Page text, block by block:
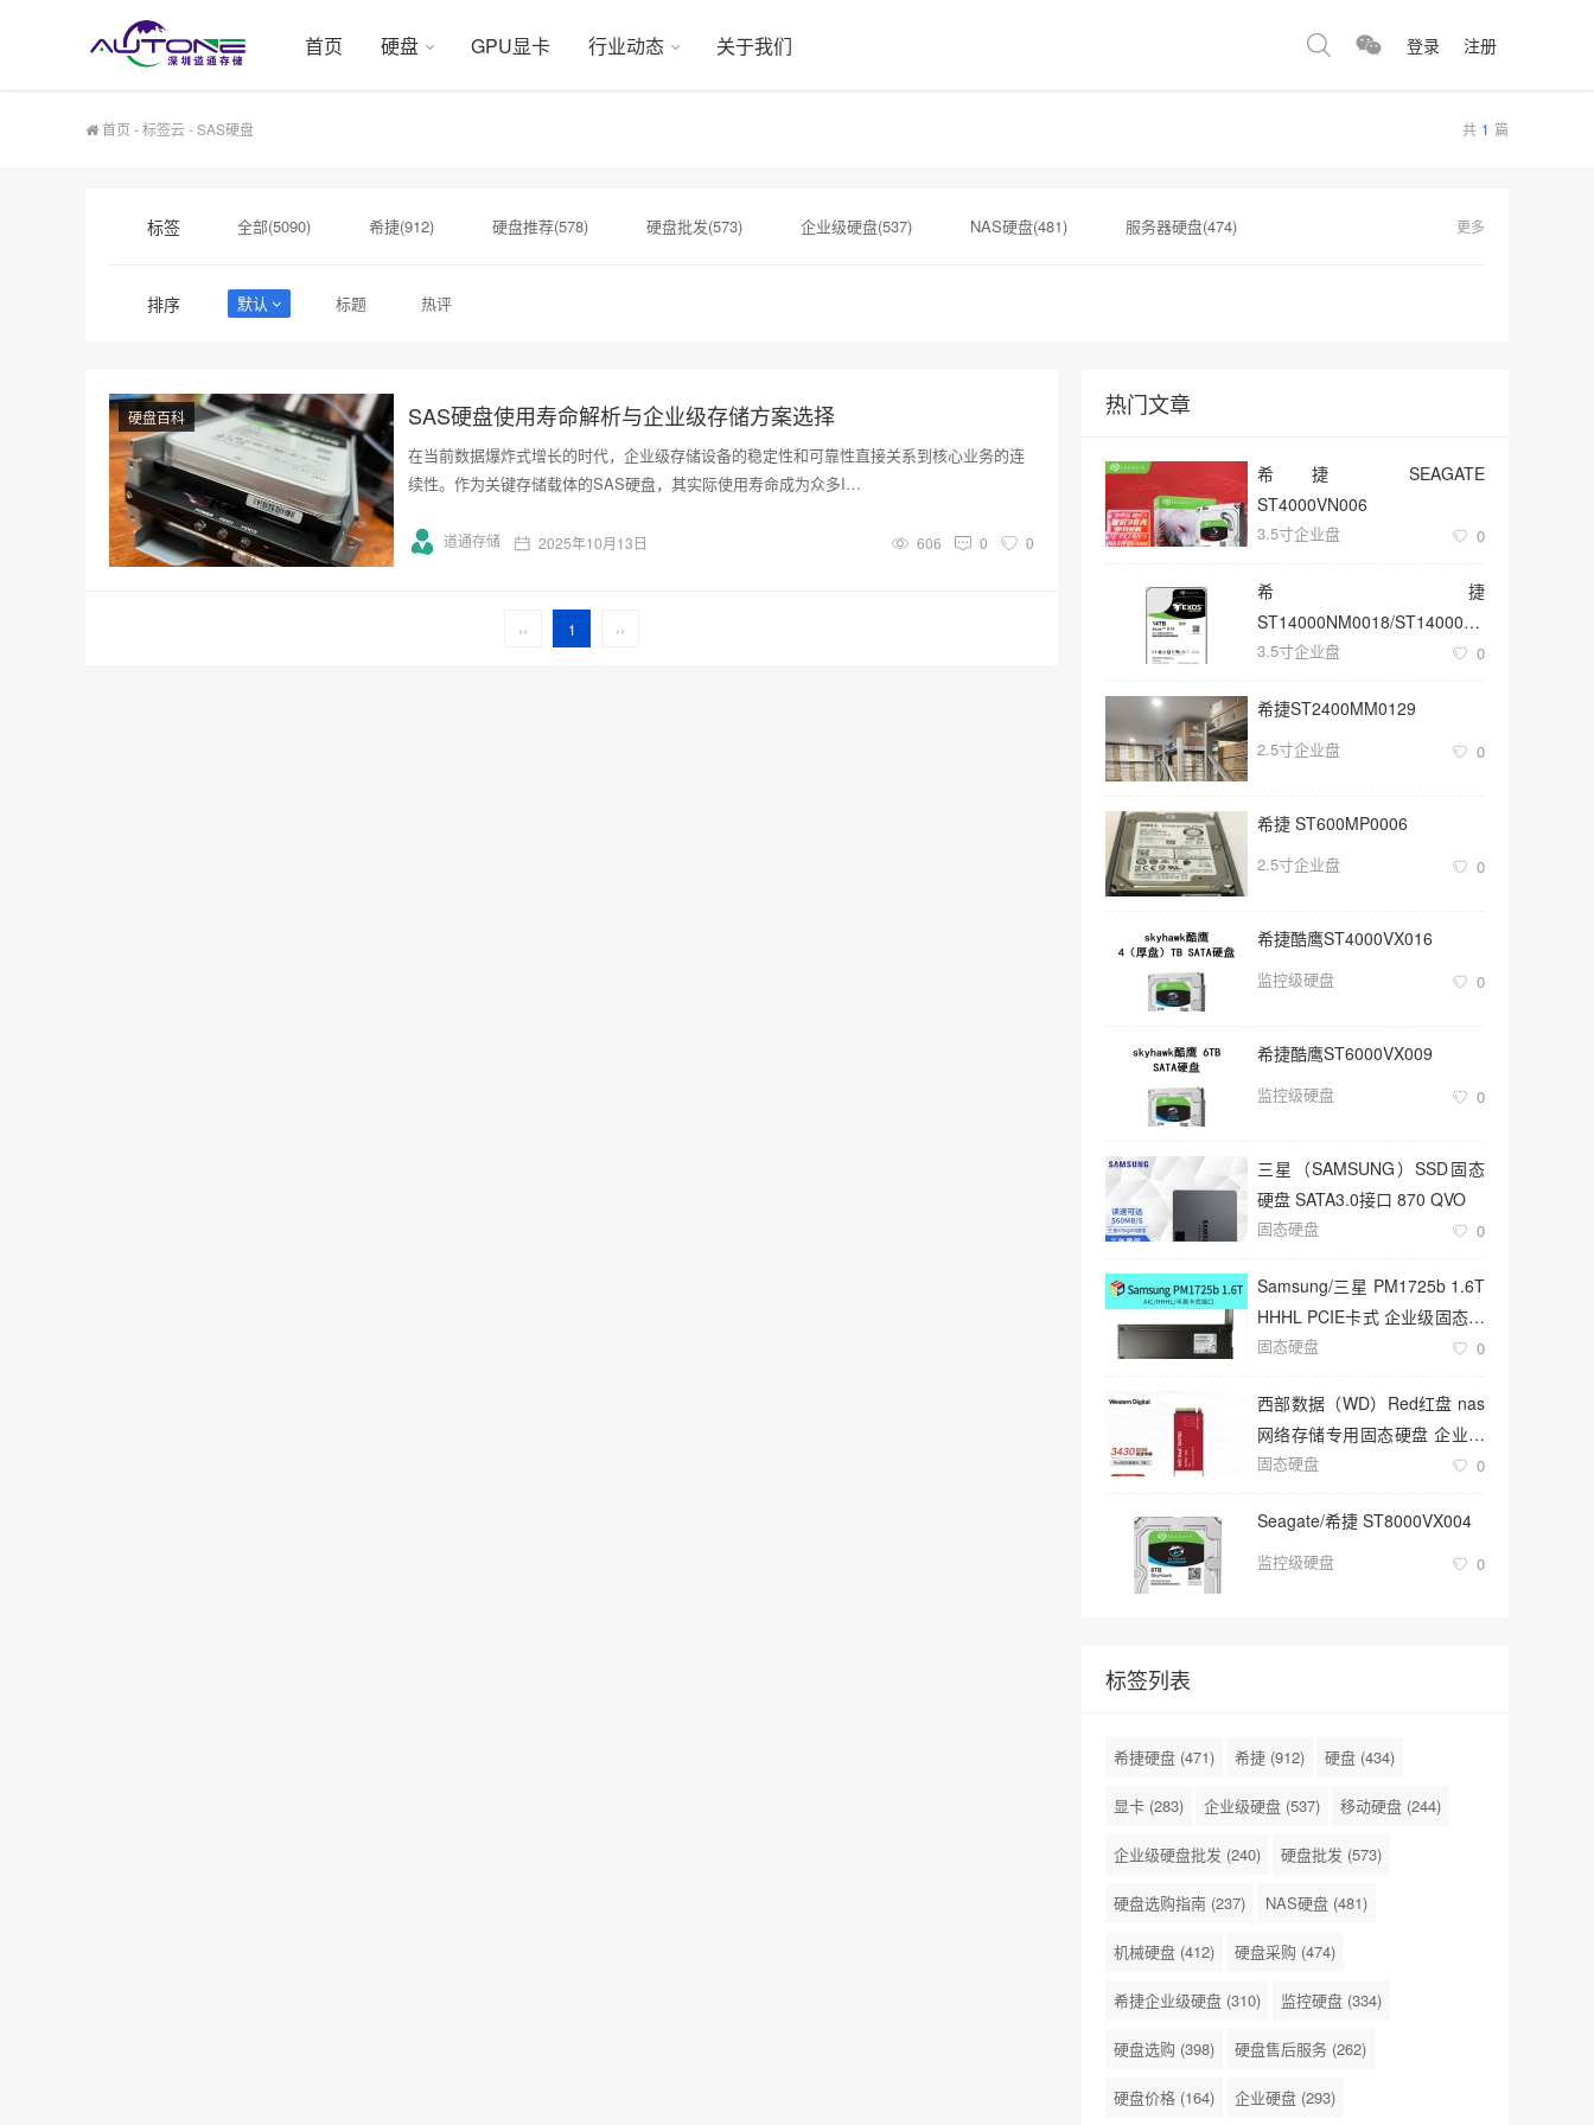
首页 硬盘 GPU显卡 行业动态 关于我们 登录 注册
首页 -标签云- SAS硬盘 共 1 篇
标签 全部(5090) 希捷(912) 硬盘推荐(578) 硬盘批发(573) 企业级硬盘(537) NAS硬盘(481) 服务器硬盘(474) 更多
排序 默认 标题 热评
硬盘百科 SAS硬盘使用寿命解析与企业级存储方案选择
在当前数据爆炸式增长的时代，企业级存储设备的稳定性和可靠性直接关系到核心业务的连
续性。作为关键存储载体的SAS硬盘，其实际使用寿命成为众多I…
道通存储 2025年10月13日 606 0 0
‹‹ 1 ››
热门文章
希捷 SEAGATE
ST4000VN006
3.5寸企业盘 0
希捷
ST14000NM0018/ST14000NM001G
3.5寸SATA 14TB硬盘
3.5寸企业盘 0
希捷ST2400MM0129
2.5寸企业盘 0
希捷 ST600MP0006
2.5寸企业盘 0
希捷酷鹰ST4000VX016
监控级硬盘 0
希捷酷鹰ST6000VX009
监控级硬盘 0
三星（SAMSUNG）SSD固态
硬盘 SATA3.0接口 870 QVO
固态硬盘 0
Samsung/三星 PM1725b 1.6T
HHHL PCIE卡式 企业级固态硬
盘
固态硬盘 0
西部数据（WD）Red红盘 nas
网络存储专用固态硬盘 企业级
服务器
固态硬盘 0
Seagate/希捷 ST8000VX004
监控级硬盘 0
标签列表
希捷硬盘 (471) 希捷 (912) 硬盘 (434)
显卡 (283) 企业级硬盘 (537) 移动硬盘 (244)
企业级硬盘批发 (240) 硬盘批发 (573)
硬盘选购指南 (237) NAS硬盘 (481)
机械硬盘 (412) 硬盘采购 (474)
希捷企业级硬盘 (310) 监控硬盘 (334)
硬盘选购 (398) 硬盘售后服务 (262)
硬盘价格 (164) 企业硬盘 (293)